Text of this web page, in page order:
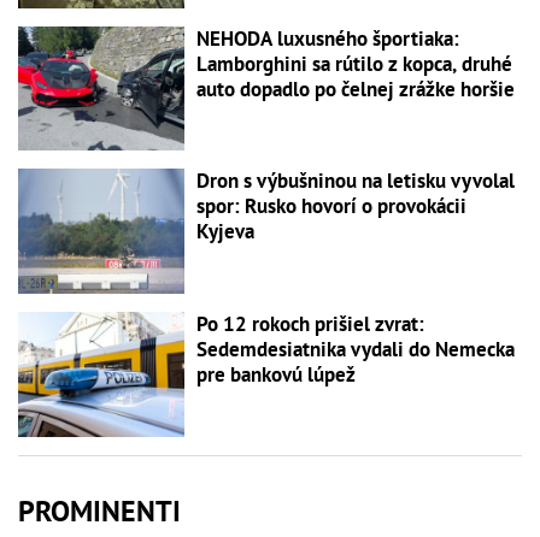
NEHODA luxusného športiaka:
Lamborghini sa rútilo z kopca, druhé
auto dopadlo po čelnej zrážke horšie
Dron s výbušninou na letisku vyvolal
spor: Rusko hovorí o provokácii
Kyjeva
Po 12 rokoch prišiel zvrat:
Sedemdesiatnika vydali do Nemecka
pre bankovú lúpež
PROMINENTI